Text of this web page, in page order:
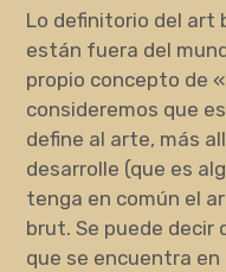
Lo definitorio del art
están fuera del
propio concepto de
consideremos que
define al arte, más
desarrolle (que es
tenga en común el
brut. Se puede
que se encuentra